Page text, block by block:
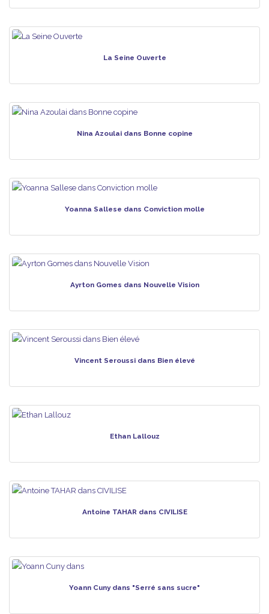
La Seine Ouverte
Nina Azoulai dans Bonne copine
Yoanna Sallese dans Conviction molle
Ayrton Gomes dans Nouvelle Vision
Vincent Seroussi dans Bien élevé
Ethan Lallouz
Antoine TAHAR dans CIVILISE
Yoann Cuny dans "Serré sans sucre"